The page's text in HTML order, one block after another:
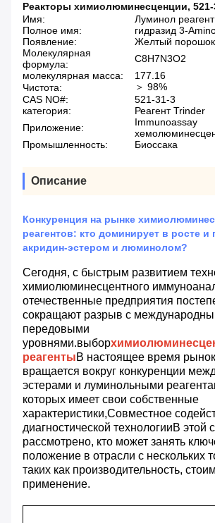
Реакторы химиолюминесценции,
Имя:
Луминол реагент
Полное имя:
гидразид 3-
Появление:
Желтый порошок
Молекулярная
формула:
C8H7N3O2
молекулярная масса:
177.16
Чистота:
＞ 98%
CAS NO#:
521-31-3
категория:
Реагент Trinder
Приложение:
Immunoassay
Промышленность:
Биоссака
Описание
Конкуренция на рынке
реагентов: кто доминирует в росте
акридин-эстером и люминолом?
Сегодня, с быстрым развитием
химиолюминесцентного
отечественные предприятия
сокращают разрыв с
передовыми
уровнями.выбор
реагентыВ настоящее время
вращается вокруг конкуренции
эстерами и луминольными
которых имеет свои собственные
характеристики,Совместное
диагностической технологииВ этой
рассмотрено, кто может занять
положение в отрасли с нескольких
таких как производительность,
применение.